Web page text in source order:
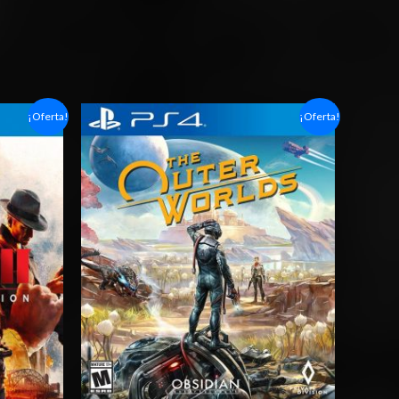
¡Oferta! ¡Oferta!
Rango
de
precios:
desde
$10.03
hasta
$15.03